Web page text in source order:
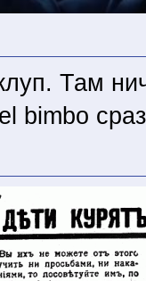
Там
bimbo